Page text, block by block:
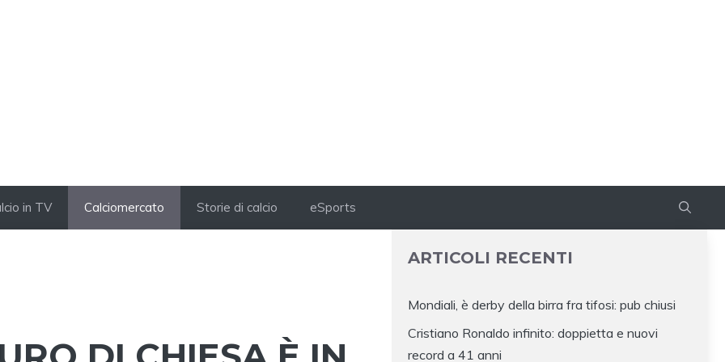
in TV Calciomercato Storie di calcio eSports
ARTICOLI RECENTI
Mondiali, è derby della birra fra tifosi: pub chiusi
Cristiano Ronaldo infinito: doppietta e nuovi
record a 41 anni